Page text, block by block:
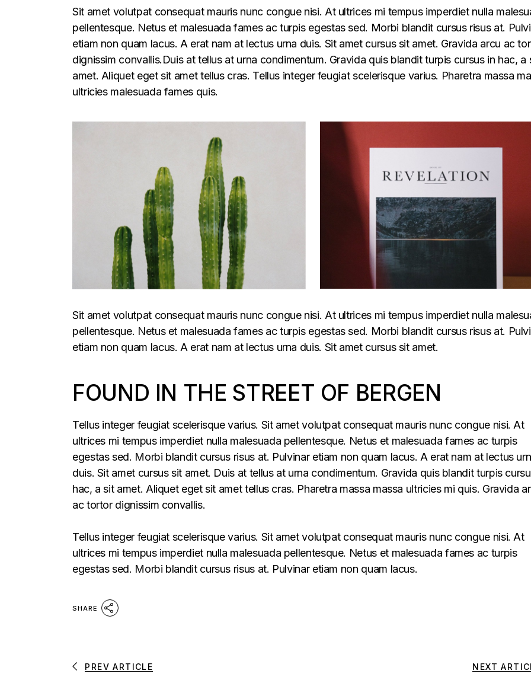
Sit amet volutpat consequat mauris nunc congue nisi. At ultrices mi tempus imperdiet nulla
pellentesque. Netus et malesuada fames ac turpis egestas sed. Morbi blandit cursus risus at.
etiam non quam lacus. A erat nam at lectus urna duis. Sit amet cursus sit amet. Gravida arcu ac
dignissim convallis.Duis at tellus at urna condimentum. Gravida quis blandit turpis cursus in hac, a
amet. Aliquet eget sit amet tellus cras. Tellus integer feugiat scelerisque varius. Pharetra massa
ultricies malesuada fames quis.
Sit amet volutpat consequat mauris nunc congue nisi. At ultrices mi tempus imperdiet nulla
pellentesque. Netus et malesuada fames ac turpis egestas sed. Morbi blandit cursus risus at.
etiam non quam lacus. A erat nam at lectus urna duis. Sit amet cursus sit amet.
FOUND IN THE STREET OF BERGEN
Tellus integer feugiat scelerisque varius. Sit amet volutpat consequat mauris nunc congue nisi. At
ultrices mi tempus imperdiet nulla malesuada pellentesque. Netus et malesuada fames ac turpis
egestas sed. Morbi blandit cursus risus at. Pulvinar etiam non quam lacus. A erat nam at lectus
duis. Sit amet cursus sit amet. Duis at tellus at urna condimentum. Gravida quis blandit turpis
hac, a sit amet. Aliquet eget sit amet tellus cras. Pharetra massa massa ultricies mi quis. Gravida
ac tortor dignissim convallis.
Tellus integer feugiat scelerisque varius. Sit amet volutpat consequat mauris nunc congue nisi. At
ultrices mi tempus imperdiet nulla malesuada pellentesque. Netus et malesuada fames ac turpis
egestas sed. Morbi blandit cursus risus at. Pulvinar etiam non quam lacus.
SHARE
PREV ARTICLE NEXT